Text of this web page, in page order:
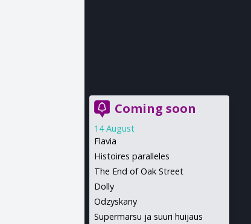
Coming soon
14 August
Flavia
Histoires paralleles
The End of Oak Street
Dolly
Odzyskany
Supermarsu ja suuri huijaus